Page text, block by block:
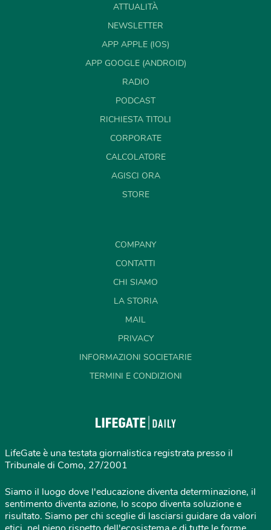
ATTUALITÀ
NEWSLETTER
APP APPLE (IOS)
APP GOOGLE (ANDROID)
RADIO
PODCAST
RICHIESTA TITOLI
CORPORATE
CALCOLATORE
AGISCI ORA
STORE
COMPANY
CONTATTI
CHI SIAMO
LA STORIA
MAIL
PRIVACY
INFORMAZIONI SOCIETARIE
TERMINI E CONDIZIONI
LifeGate è una testata giornalistica registrata presso il
Tribunale di Como, 27/2001
Siamo il luogo dove l'educazione diventa determinazione, il
sentimento diventa azione, lo scopo diventa soluzione e
risultato. Siamo per chi sceglie di lasciarsi guidare da valori